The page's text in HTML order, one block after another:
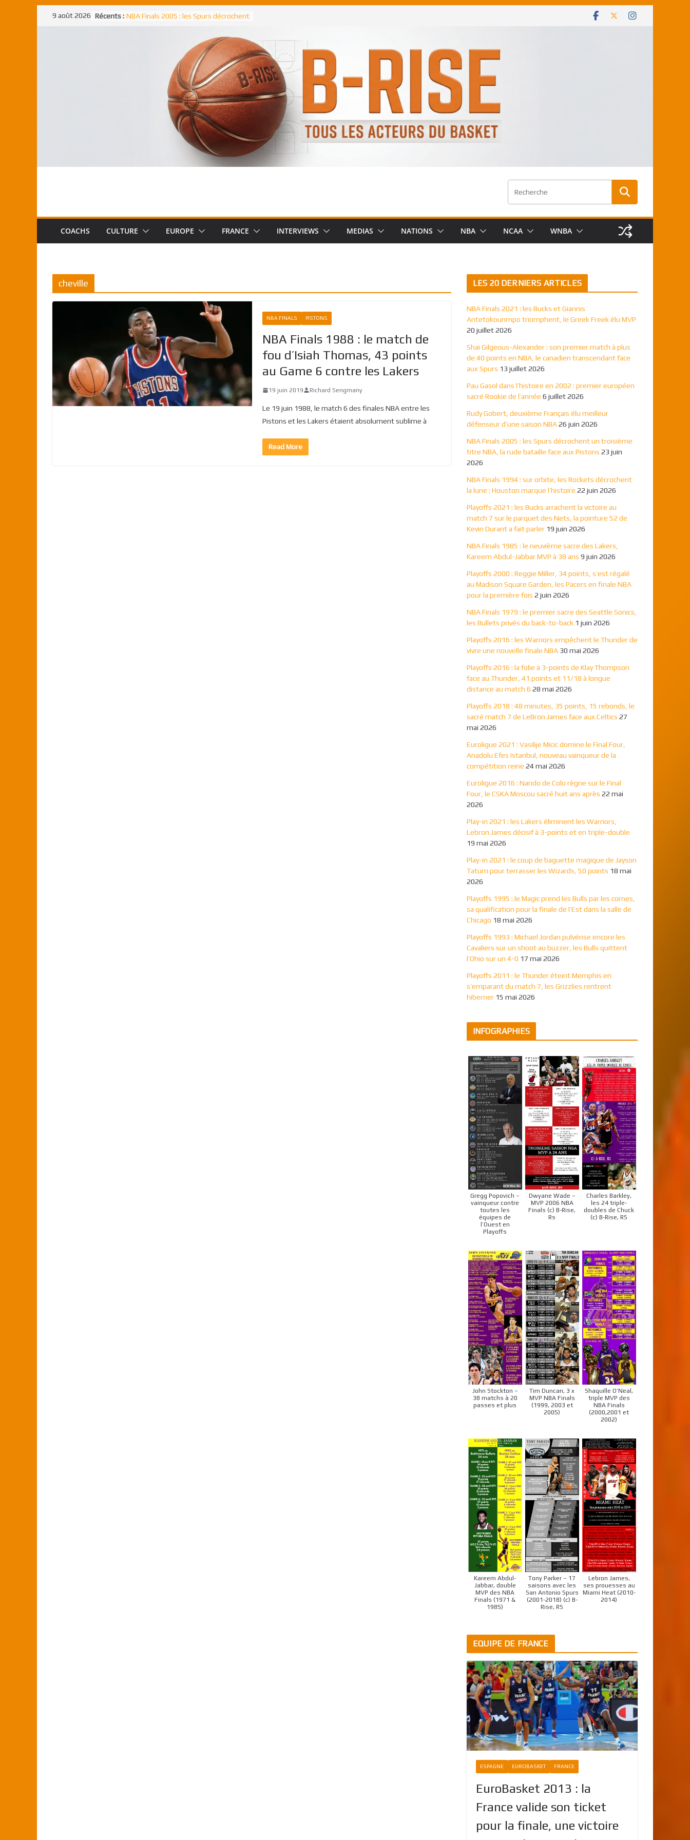
Passer9 août 2026 Récents : NBA Finals 2005 : les Spurs décrochent
NBA Finals 2021 : les Bucks et Giannis
Antetokounmpo triomphent, le Greek
Shai Gilgeous-Alexander : son premier
match à plus de 40 points en NBA, le
canadien transcendant face aux Spurs
Pau Gasol dans l’histoire en 2002 :
premier européen sacré Rookie de
Rudy Gobert, deuxième Français élu
meilleur défenseur d’une saison NBA
COACHS CULTURE EUROPE FRANCE INTERVIEWS MEDIAS NATIONS NBA NCAA WNBA
cheville
NBA FINALS PISTONS
NBA Finals 1988 : le match de
fou d’Isiah Thomas, 43 points
au Game 6 contre les Lakers
19 juin 2019 Richard Sengmany
Le 19 juin 1988, le match 6 des finales NBA entre les
Pistons et les Lakers étaient absolument sublime à
Read More
LES 20 DERNIERS ARTICLES
NBA Finals 2021 : les Bucks et Giannis
Antetokounmpo triomphent, le Greek Freek élu MVP
20 juillet 2026
Shai Gilgeous-Alexander : son premier match à plus
de 40 points en NBA, le canadien transcendant face
aux Spurs 13 juillet 2026
Pau Gasol dans l’histoire en 2002 : premier européen
sacré Rookie de l’année 6 juillet 2026
Rudy Gobert, deuxième Français élu meilleur
défenseur d’une saison NBA26 juin 2026
NBA Finals 2005 : les Spurs décrochent un troisième
titre NBA, la rude bataille face aux Pistons 23 juin
2026
NBA Finals 1994 : sur orbite, les Rockets décrochent
la lune ; Houston marque l’histoire 22 juin 2026
Playoffs 2021 : les Bucks arrachent la victoire au
match 7 sur le parquet des Nets, la pointure 52 de
Kevin Durant a fait parler 19 juin 2026
NBA Finals 1985 : le neuvième sacre des Lakers,
Kareem Abdul-Jabbar MVP à 38 ans 9 juin 2026
Playoffs 2000 : Reggie Miller, 34 points, s’est régalé
au Madison Square Garden, les Pacers en finale NBA
pour la première fois 2 juin 2026
NBA Finals 1979 : le premier sacre des Seattle Sonics,
les Bullets privés du back-to-back 1 juin 2026
Playoffs 2016 : les Warriors empêchent le Thunder de
vivre une nouvelle finale NBA 30 mai 2026
Playoffs 2016 : la folie à 3-points de Klay Thompson
face au Thunder, 41 points et 11/18 à longue
distance au match 6 28 mai 2026
Playoffs 2018 : 48 minutes, 35 points, 15 rebonds, le
sacré match 7 de LeBron James face aux Celtics 27
mai 2026
Euroligue 2021 : Vasilije Micic domine le Final Four,
Anadolu Efes Istanbul, nouveau vainqueur de la
compétition reine 24 mai 2026
Euroligue 2016 : Nando de Colo règne sur le Final
Four, le CSKA Moscou sacré huit ans après 22 mai
2026
Play-in 2021 : les Lakers éliminent les Warriors,
Lebron James décisif à 3-points et en triple-double
19 mai 2026
Play-in 2021 : le coup de baguette magique de Jayson
Tatum pour terrasser les Wizards, 50 points 18 mai
2026
Playoffs 1995 : le Magic prend les Bulls par les cornes,
sa qualification pour la finale de l’Est dans la salle de
Chicago 18 mai 2026
Playoffs 1993 : Michael Jordan pulvérise encore les
Cavaliers sur un shoot au buzzer, les Bulls quittent
l’Ohio sur un 4-0 17 mai 2026
Playoffs 2011 : le Thunder éteint Memphis en
s’emparant du match 7, les Grizzlies rentrent
hiberner 15 mai 2026
INFOGRAPHIES
Gregg Popovich –
vainqueur contre
toutes les
équipes de
l’Ouest en
Playoffs
Dwyane Wade –
MVP 2006 NBA
Finals (c) B-Rise,
Rs
Charles Barkley,
les 24 triple-
doubles de Chuck
(c) B-Rise, RS
John Stockton –
38 matchs à 20
passes et plus
Tim Duncan, 3 x
MVP NBA Finals
(1999, 2003 et
2005)
Shaquille O’Neal,
triple MVP des
NBA Finals
(2000,2001 et
2002)
Kareem Abdul-
Jabbar, double
MVP des NBA
Finals (1971 &
1985)
Tony Parker – 17
saisons avec les
San Antonio Spurs
(2001-2018) (c) B-
Rise, RS
Lebron James,
ses prouesses au
Miami Heat (2010-
2014)
EQUIPE DE FRANCE
ESPAGNE EUROBASKET FRANCE
EuroBasket 2013 : la
France valide son ticket
pour la finale, une victoire